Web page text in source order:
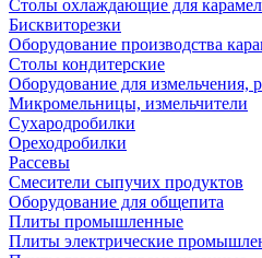
Столы охлаждающие для
Бисквиторезки
Оборудование производства
Столы кондитерские
Оборудование для измельчения,
Микромельницы, измельчители
Сухародробилки
Ореходробилки
Рассевы
Смесители сыпучих продуктов
Оборудование для общепита
Плиты промышленные
Плиты электрические